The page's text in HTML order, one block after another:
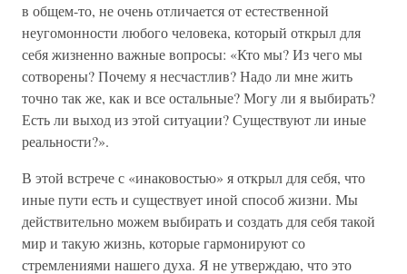
в общем-то, не очень отличается от естественной
неугомонности любого человека, который открыл для
себя жизненно важные вопросы: «Кто мы? Из чего мы
сотворены? Почему я несчастлив? Надо ли мне жить
точно так же, как и все остальные? Могу ли я выбирать?
Есть ли выход из этой ситуации? Существуют ли иные
реальности?».
В этой встрече с «инаковостью» я открыл для себя, что
иные пути есть и существует иной способ жизни. Мы
действительно можем выбирать и создать для себя такой
мир и такую жизнь, которые гармонируют со
стремлениями нашего духа. Я не утверждаю, что это